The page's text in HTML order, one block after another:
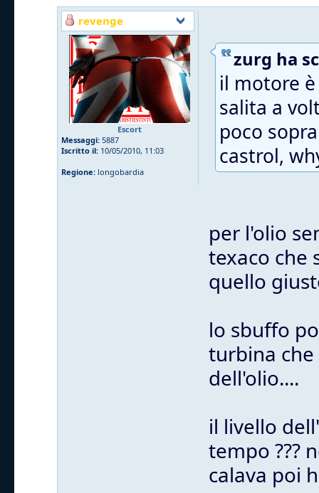
revenge
Escort
Messaggi: 5887
Iscritto il: 10/05/2010, 11:03
Regione: longobardia
zurg ha
il motore
salita a
poco
castrol,
per l'olio
texaco che
quello
lo sbuffo
turbina
dell'olio....
il livello
tempo ???
calava poi